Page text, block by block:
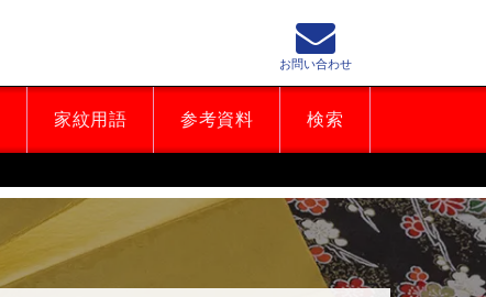
家紋用語 参考資料 検索
お問い合わせ